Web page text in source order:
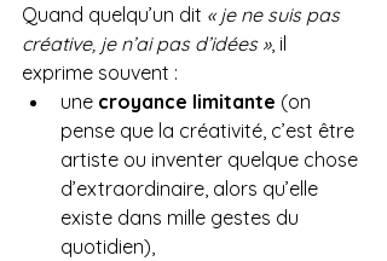
Quand quelqu’un dit « je ne suis pas
créative, je n’ai pas d’idées », il
exprime souvent :
une croyance limitante (on
pense que la créativité, c’est être
artiste ou inventer quelque chose
d’extraordinaire, alors qu’elle
existe dans mille gestes du
quotidien),